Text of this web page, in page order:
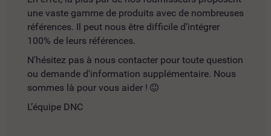
une vaste gamme de produits avec de nombreuses
références. Il peut nous être difficile d’intégrer
100% de leurs références.
N'hésitez pas à nous contacter pour toute question
ou demande d'information supplémentaire. Nous
sommes là pour vous aider !
L’équipe DNC